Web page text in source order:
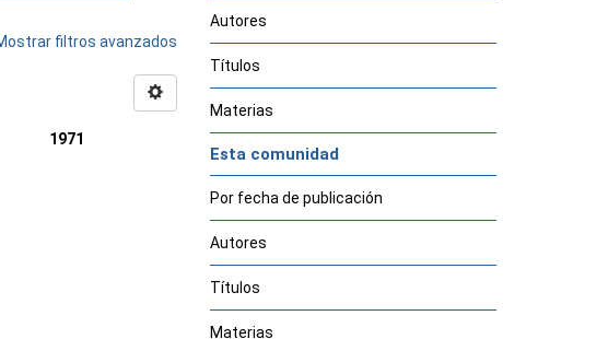
filtros avanzados
1971
Autores
Títulos
Materias
Esta comunidad
Por fecha de publicación
Autores
Títulos
Materias